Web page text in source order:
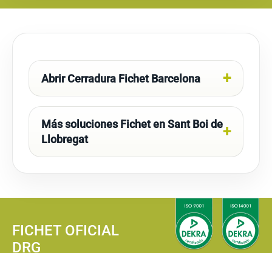
Abrir Cerradura Fichet Barcelona
Más soluciones Fichet en Sant Boi de
Llobregat
FICHET OFICIAL
DRG